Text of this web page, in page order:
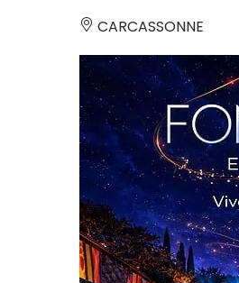
CARCASSONNE